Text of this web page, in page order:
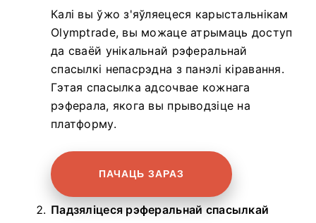
Калі вы ўжо з'яўляецеся карыстальнікам
Olymptrade, вы можаце атрымаць доступ
да сваёй унікальнай рэферальнай
спасылкі непасрэдна з панэлі кіравання.
Гэтая спасылка адсочвае кожнага
рэферала, якога вы прыводзіце на
платформу.
ПАЧАЦЬ ЗАРАЗ
Падзяліцеся рэферальнай спасылкай